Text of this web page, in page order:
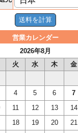
営業カレンダー
2026年8月
火 水 木 金
4 5 6 7
11 12 13 14
18 19 20 21